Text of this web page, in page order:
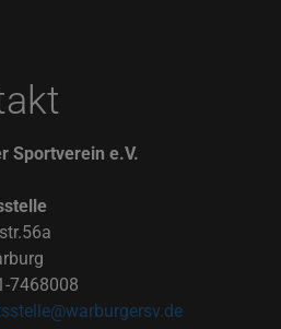
Sportverein e.V.
7468008